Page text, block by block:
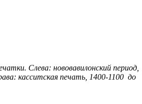
Слева: нововавилонский период,
касситская печать, 1400-1100 до